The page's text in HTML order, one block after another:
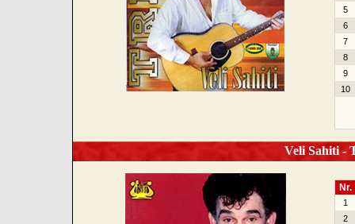
5
6
7
8
9
10
Veli Sahiti -
Nr.
1
2